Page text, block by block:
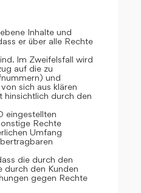
Inhalte und
er über alle Rechte
Im Zweifelsfall wird
auf die zu
und
sich aus klären
hinsichtlich durch den
eingestellten
Rechte
Umfang
die durch den
durch den Kunden
gegen Rechte